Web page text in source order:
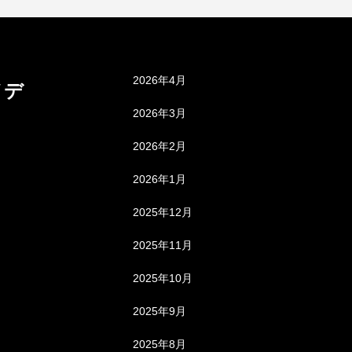
2026年4月
2026年3月
2026年2月
2026年1月
2025年12月
2025年11月
2025年10月
2025年9月
2025年8月
デ